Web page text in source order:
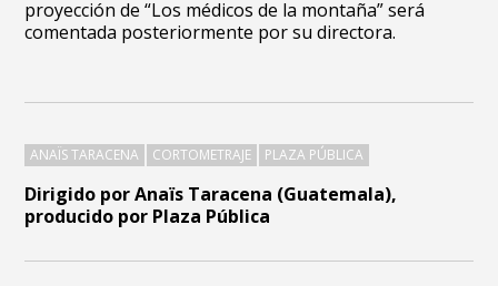
Dirigido por Anaïs Taracena (Guatemala),
producido por Plaza Pública
proyección de “Los médicos de la montaña” será
comentada posteriormente por su directora.
ANAÏS TARACENA CORTOMETRAJE PLAZA PÚBLICA